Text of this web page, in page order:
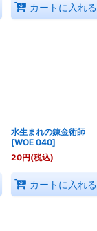
カートに入れる
水生まれの錬金術師
[WOE 040]
20円(税込)
カートに入れる